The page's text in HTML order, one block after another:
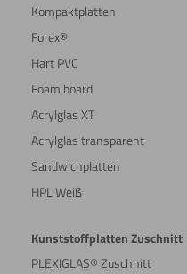
Kompaktplatten
Forex®
Hart PVC
Foam board
Acrylglas XT
Acrylglas transparent
Sandwichplatten
HPL Weiß
Kunststoffplatten Zuschnitt
PLEXIGLAS® Zuschnitt